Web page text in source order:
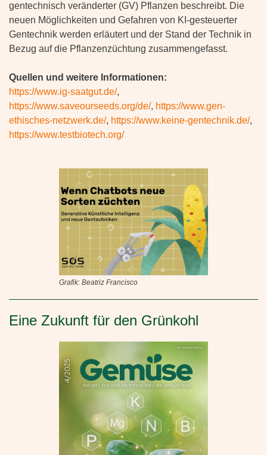
gentechnisch veränderter (GV) Pflanzen beschreibt. Die
neuen Möglichkeiten und Gefahren von KI-gesteuerter
Gentechnik werden erläutert und der Stand der Technik in
Bezug auf die Pflanzenzüchtung zusammengefasst.
Quellen und weitere Informationen:
https://www.ig-saatgut.de/,
https://www.saveourseeds.org/de/, https://www.gen-
ethisches-netzwerk.de/, https://www.keine-gentechnik.de/,
https://www.testbiotech.org/
Grafik: Beatriz Francisco
Eine Zukunft für den Grünkohl